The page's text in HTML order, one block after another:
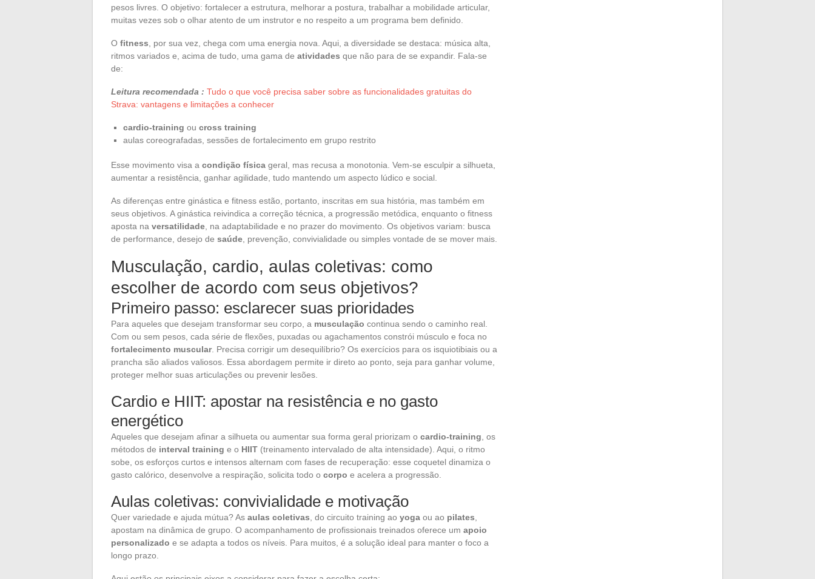
pesos livres. O objetivo: fortalecer a estrutura, melhorar a postura, trabalhar a mobilidade articular,
muitas vezes sob o olhar atento de um instrutor e no respeito a um programa bem definido.
O fitness , por sua vez, chega com uma energia nova. Aqui, a diversidade se destaca: música alta,
ritmos variados e, acima de tudo, uma gama de atividades que não para de se expandir. Fala-se
de:
Leitura recomendada : Tudo o que você precisa saber sobre as funcionalidades gratuitas do
Strava: vantagens e limitações a conhecer
cardio-training ou cross training
aulas coreografadas, sessões de fortalecimento em grupo restrito
Esse movimento visa a condição física geral, mas recusa a monotonia. Vem-se esculpir a silhueta,
aumentar a resistência, ganhar agilidade, tudo mantendo um aspecto lúdico e social.
As diferenças entre ginástica e fitness estão, portanto, inscritas em sua história, mas também em
seus objetivos. A ginástica reivindica a correção técnica, a progressão metódica, enquanto o fitness
aposta na versatilidade , na adaptabilidade e no prazer do movimento. Os objetivos variam: busca
de performance, desejo de saúde , prevenção, convivialidade ou simples vontade de se mover mais.
Musculação, cardio, aulas coletivas: como
escolher de acordo com seus objetivos?
Primeiro passo: esclarecer suas prioridades
Para aqueles que desejam transformar seu corpo, a musculação continua sendo o caminho real.
Com ou sem pesos, cada série de flexões, puxadas ou agachamentos constrói músculo e foca no
fortalecimento muscular. Precisa corrigir um desequilíbrio? Os exercícios para os isquiotibiais ou a
prancha são aliados valiosos. Essa abordagem permite ir direto ao ponto, seja para ganhar volume,
proteger melhor suas articulações ou prevenir lesões.
Cardio e HIIT: apostar na resistência e no gasto
energético
Aqueles que desejam afinar a silhueta ou aumentar sua forma geral priorizam o cardio-training , os
métodos de interval training e o HIIT (treinamento intervalado de alta intensidade). Aqui, o ritmo
sobe, os esforços curtos e intensos alternam com fases de recuperação: esse coquetel dinamiza o
gasto calórico, desenvolve a respiração, solicita todo o corpo e acelera a progressão.
Aulas coletivas: convivialidade e motivação
Quer variedade e ajuda mútua? As aulas coletivas , do circuito training ao yoga ou ao pilates
apostam na dinâmica de grupo. O acompanhamento de profissionais treinados oferece um apoio
personalizado e se adapta a todos os níveis. Para muitos, é a solução ideal para manter o foco a
longo prazo.